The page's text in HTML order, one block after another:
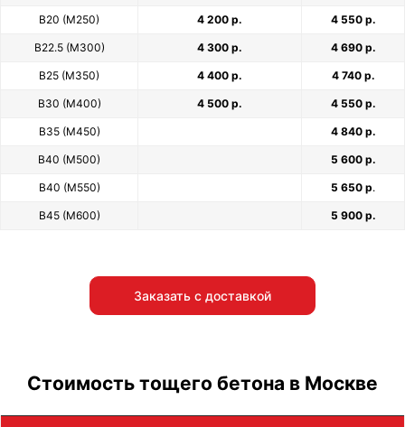
В20 (М250) 4 200 р. 4 550 р.
В22.5 (М300) 4 300 р. 4 690 р.
В25 (М350) 4 400 р. 4 740 р.
В30 (М400) 4 500 р. 4 550 р.
В35 (М450) 4 840 р.
В40 (М500) 5 600 р.
В40 (М550) 5 650 р.
В45 (М600) 5 900 р.
Заказать с доставкой
Стоимость тощего бетона в Москве